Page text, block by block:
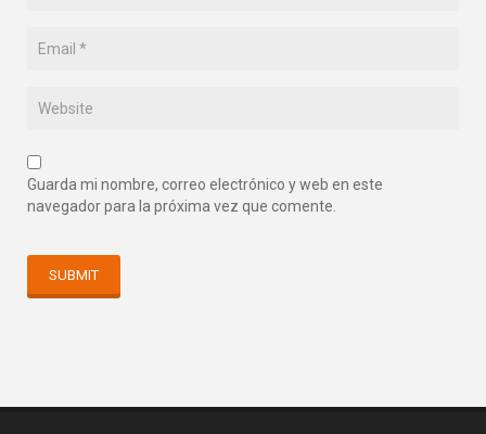
Guarda mi nombre, correo electrónico y web en este
navegador para la próxima vez que comente.